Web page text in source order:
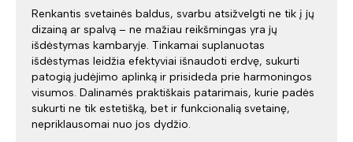
Renkantis svetainės baldus, svarbu atsižvelgti ne tik į jų
dizainą ar spalvą – ne mažiau reikšmingas yra jų
išdėstymas kambaryje. Tinkamai suplanuotas
išdėstymas leidžia efektyviai išnaudoti erdvę, sukurti
patogią judėjimo aplinką ir prisideda prie harmoningos
visumos. Dalinamės praktiškais patarimais, kurie padės
sukurti ne tik estetišką, bet ir funkcionalią svetainę,
nepriklausomai nuo jos dydžio.